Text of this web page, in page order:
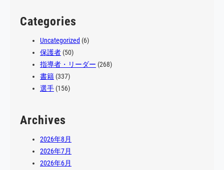
Categories
Uncategorized (6)
保護者 (50)
指導者・リーダー (268)
書籍 (337)
選手 (156)
Archives
2026年8月
2026年7月
2026年6月